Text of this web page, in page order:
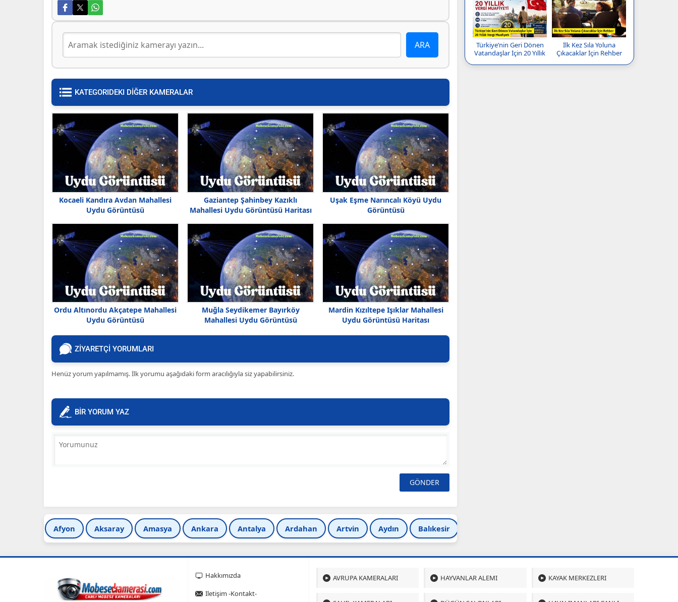
KATEGORIDEKI DİĞER KAMERALAR
Kocaeli Kandıra Avdan Mahallesi
Uydu Görüntüsü
Gaziantep Şahinbey Kazıklı
Mahallesi Uydu Görüntüsü Haritası
Uşak Eşme Narıncalı Köyü Uydu
Görüntüsü
Ordu Altınordu Akçatepe Mahallesi
Uydu Görüntüsü
Muğla Seydikemer Bayırköy
Mahallesi Uydu Görüntüsü
Mardin Kızıltepe Işıklar Mahallesi
Uydu Görüntüsü Haritası
ZİYARETÇİ YORUMLARI
Henüz yorum yapılmamış. İlk yorumu aşağıdaki form aracılığıyla siz yapabilirsiniz.
BİR YORUM YAZ
Afyon Aksaray Amasya Ankara Antalya Ardahan Artvin Aydın Balıkesir
Türkiye’nin Geri Dönen
Vatandaşlar İçin 20 Yıllık
İlk Kez Sıla Yoluna
Çıkacaklar İçin Rehber
Hakkımızda
Iletişim -Kontakt-
AVRUPA KAMERALARI HAYVANLAR ALEMI KAYAK MERKEZLERI